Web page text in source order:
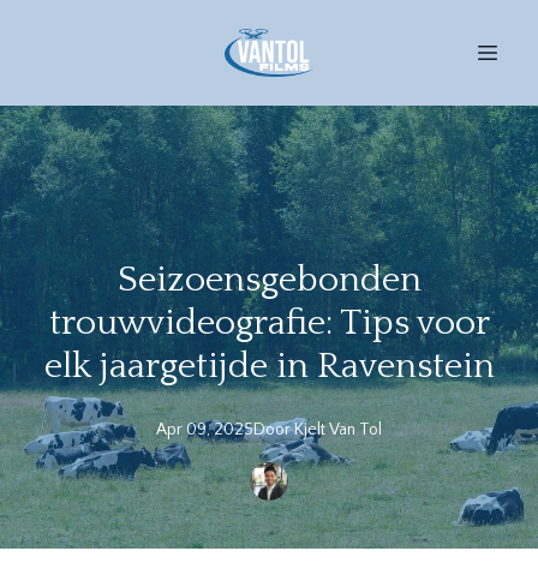
Seizoensgebonden
trouwvideografie: Tips voor
elk jaargetijde in Ravenstein
Apr 09, 2025Door KjeltVan Tol